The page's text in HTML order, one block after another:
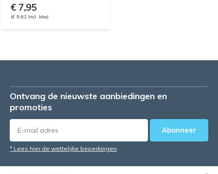
€ 7,95
(€ 9,62 Incl. btw)
Ontvang de nieuwste aanbiedingen en
promoties
Abonneer
* Lees hier de wettelijke beperkingen